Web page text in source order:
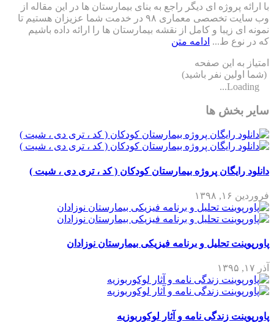
با ارائه پروژه ای دیگر راجع به بنای بیمارستان ها در این مقاله از
وب سایت تخصصی معماری ۹۸ در خدمت شما عزیزان هستیم تا
نمونه ای زیبا و کامل از نقشه بیمارستان ها را ارائه داده باشیم
که در نوع ط... ادامه متن
امتیاز به این صفحه
(شما اولین نفر باشید)
Loading...
سایر بخش ها
دانلود رایگان پروژه بیمارستان کودکان ( کد ، تری دی ، شیت )
فروردین ۱۶, ۱۳۹۸
پاورپوینت تحلیل و برنامه فیزیکی بیمارستان نوزادان
آذر ۱۷, ۱۳۹۵
پاورپوینت زندگی نامه و آثار لوکوربوزیه